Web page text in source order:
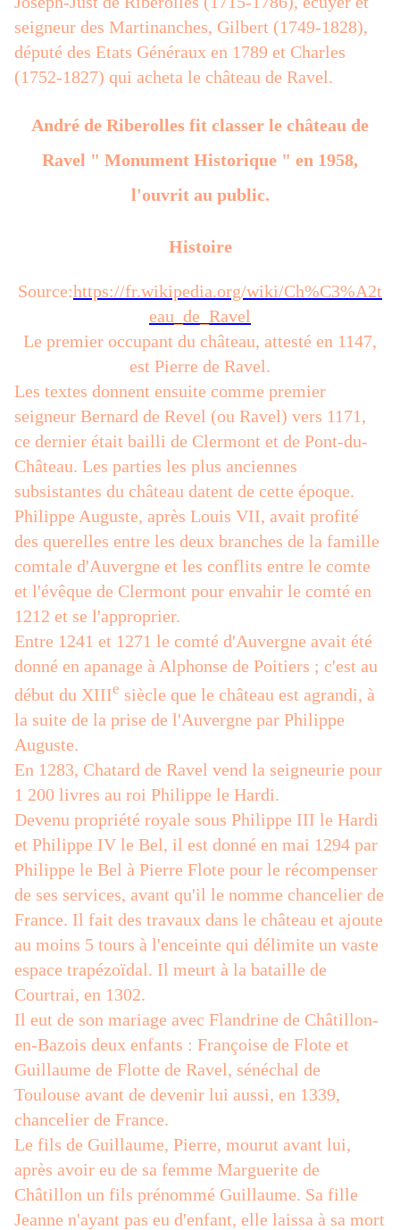
seigneur des Martinanches, Gilbert (1749-1828),
député des Etats Généraux en 1789 et Charles
(1752-1827) qui acheta le château de Ravel.
André de Riberolles fit classer le château de
Ravel " Monument Historique " en 1958,
l'ouvrit au public.
Histoire
Source:https://fr.wikipedia.org/wiki/Ch%C3%A2t
eau_de_Ravel
Le premier occupant du château, attesté en 1147,
est Pierre de Ravel.
Les textes donnent ensuite comme premier
seigneur Bernard de Revel (ou Ravel) vers 1171,
ce dernier était bailli de Clermont et de Pont-du-
Château. Les parties les plus anciennes
subsistantes du château datent de cette époque.
Philippe Auguste, après Louis VII, avait profité
des querelles entre les deux branches de la famille
comtale d'Auvergne et les conflits entre le comte
et l'évêque de Clermont pour envahir le comté en
1212 et se l'approprier.
Entre 1241 et 1271 le comté d'Auvergne avait été
donné en apanage à Alphonse de Poitiers ; c'est au
début du XIIIe siècle que le château est agrandi, à
la suite de la prise de l'Auvergne par Philippe
Auguste.
En 1283, Chatard de Ravel vend la seigneurie pour
1 200 livres au roi Philippe le Hardi.
Devenu propriété royale sous Philippe III le Hardi
et Philippe IV le Bel, il est donné en mai 1294 par
Philippe le Bel à Pierre Flote pour le récompenser
de ses services, avant qu'il le nomme chancelier de
France. Il fait des travaux dans le château et ajoute
au moins 5 tours à l'enceinte qui délimite un vaste
espace trapézoïdal. Il meurt à la bataille de
Courtrai, en 1302.
Il eut de son mariage avec Flandrine de Châtillon-
en-Bazois deux enfants : Françoise de Flote et
Guillaume de Flotte de Ravel, sénéchal de
Toulouse avant de devenir lui aussi, en 1339,
chancelier de France.
Le fils de Guillaume, Pierre, mourut avant lui,
après avoir eu de sa femme Marguerite de
Châtillon un fils prénommé Guillaume. Sa fille
Jeanne n'ayant pas eu d'enfant, elle laissa à sa mort